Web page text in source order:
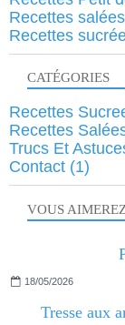
VOUS
18/05/2026
Tresse aux
Recettes salées
Recettes
CATÉGORIES
Recettes
Recettes
Trucs Et
Contact (1)